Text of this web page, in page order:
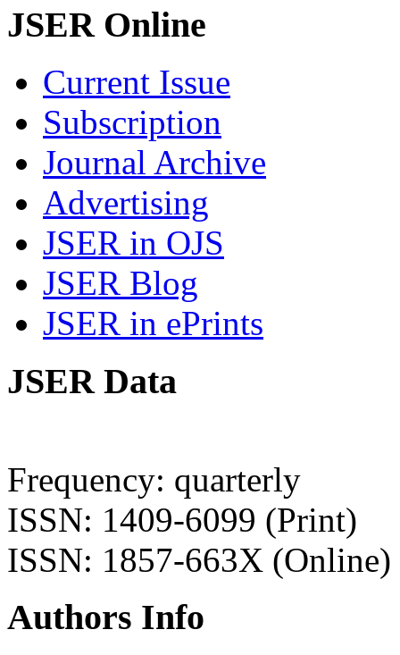
JSER Online
Current Issue
Subscription
Journal Archive
Advertising
JSER in OJS
JSER Blog
JSER in ePrints
JSER Data
Frequency: quarterly
ISSN: 1409-6099 (Print)
ISSN: 1857-663X (Online)
Authors Info